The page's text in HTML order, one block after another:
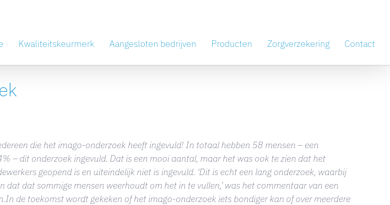
Kwaliteitskeurmerk Aangesloten bedrijven Producten Zorgverzekering Contact
die het imago-onderzoek heeft ingevuld! In totaal hebben 58 mensen – een
– dit onderzoek ingevuld. Dat is een mooi aantal, maar het was ook te zien dat het
geopend is en uiteindelijk niet is ingevuld. ‘Dit is echt een lang onderzoek, waarbij
dat dat sommige mensen weerhoudt om het in te vullen,’ was het commentaar van een
de toekomst wordt gekeken of het imago-onderzoek iets bondiger kan of over meerdere